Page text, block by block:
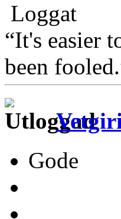
Loggat
“It's easier
been
Gode